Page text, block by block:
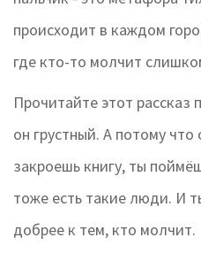
происходит в каждом
где кто-то молчит
Прочитайте этот рассказ
он грустный. А потому
закроешь книгу, ты
тоже есть такие люди. И
добрее к тем, кто молчит.